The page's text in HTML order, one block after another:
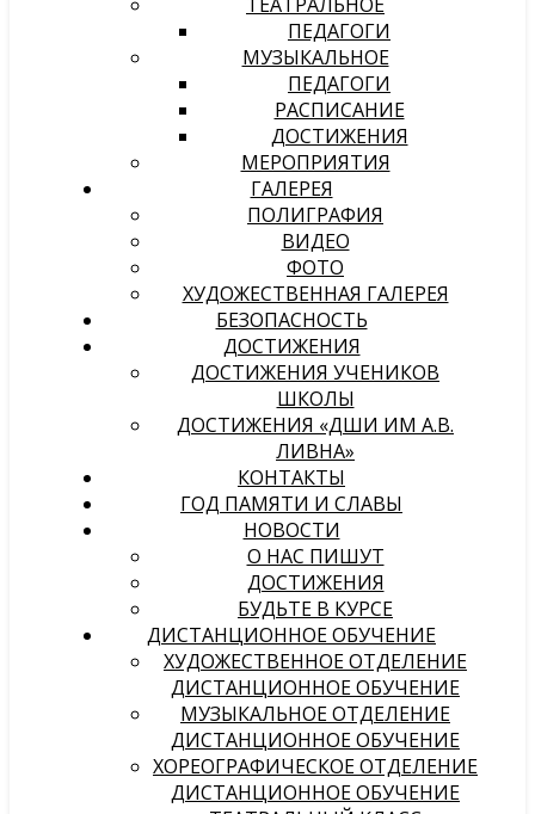
ПЕДАГОГИ
МУЗЫКАЛЬНОЕ
ПЕДАГОГИ
РАСПИСАНИЕ
ДОСТИЖЕНИЯ
МЕРОПРИЯТИЯ
ГАЛЕРЕЯ
ПОЛИГРАФИЯ
ВИДЕО
ФОТО
ХУДОЖЕСТВЕННАЯ ГАЛЕРЕЯ
БЕЗОПАСНОСТЬ
ДОСТИЖЕНИЯ
ДОСТИЖЕНИЯ УЧЕНИКОВ
ШКОЛЫ
ДОСТИЖЕНИЯ «ДШИ ИМ А.В.
ЛИВНА»
КОНТАКТЫ
ГОД ПАМЯТИ И СЛАВЫ
НОВОСТИ
О НАС ПИШУТ
ДОСТИЖЕНИЯ
БУДЬТЕ В КУРСЕ
ДИСТАНЦИОННОЕ ОБУЧЕНИЕ
ХУДОЖЕСТВЕННОЕ ОТДЕЛЕНИЕ
ДИСТАНЦИОННОЕ ОБУЧЕНИЕ
МУЗЫКАЛЬНОЕ ОТДЕЛЕНИЕ
ДИСТАНЦИОННОЕ ОБУЧЕНИЕ
ХОРЕОГРАФИЧЕСКОЕ ОТДЕЛЕНИЕ
ДИСТАНЦИОННОЕ ОБУЧЕНИЕ